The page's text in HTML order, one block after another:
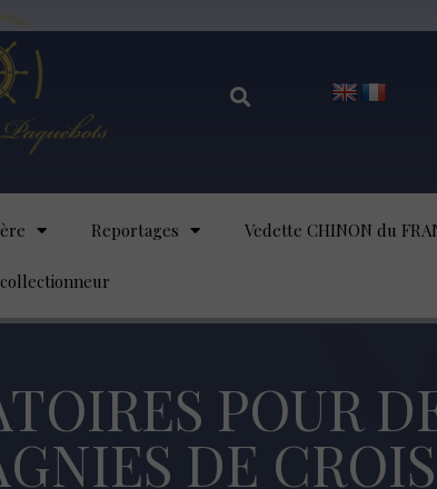
Reportages Vedette CHINON du
POUR
DE